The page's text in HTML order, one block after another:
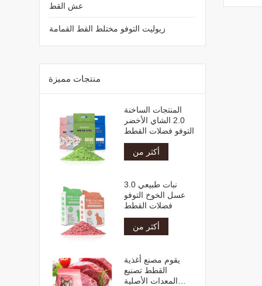
عش القط
زيوليت التوفو مختلط القط القمامة
منتجات مميزة
المنتجات الساخنة
2.0 الشاي الأخضر
التوفو فضلات القطط
أكثر من
نبات طبيعي 3.0
عسل الخوخ التوفو
فضلات القطط
أكثر من
يقوم مصنع أغذية
القطط تصنيع
المعدات الأصلية